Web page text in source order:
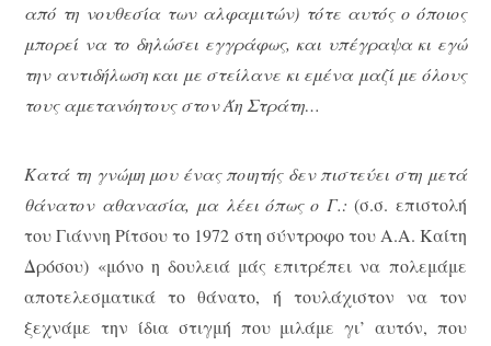
από τη νουθεσία των αλφαμιτών) τότε αυτός ο όποιος
μπορεί να το δηλώσει εγγράφως, και υπέγραψα κι εγώ
την αντιδήλωση και με στείλανε κι εμένα μαζί με όλους
τους αμετανόητους στον Άη Στράτη…
Κατά τη γνώμη μου ένας ποιητής δεν πιστεύει στη μετά
θάνατον αθανασία, μα λέει όπως ο Γ.:(σ.σ. επιστολή
του Γιάννη Ρίτσου το 1972 στη σύντροφο του Α.Α. Καίτη
Δρόσου) «μόνο η δουλειά μάς επιτρέπει να πολεμάμε
αποτελεσματικά το θάνατο, ή τουλάχιστον να τον
ξεχνάμε την ίδια στιγμή που μιλάμε γι’ αυτόν, που